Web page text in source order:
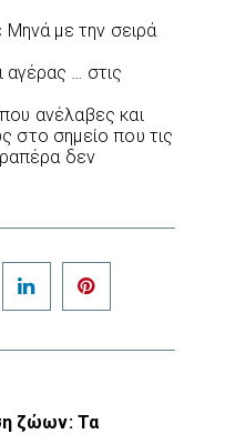
Μηνά με την σειρά
αγέρας … στις
ανέλαβες και
στο σημείο που τις
δεν
Twitter LinkedIn
ζώων: Τα